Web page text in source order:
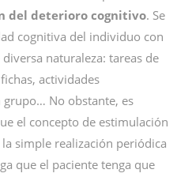
del deterioro cognitivo. Se
cognitiva del individuo con
naturaleza: tareas de
actividades
grupo… No obstante, es
el concepto de estimulación
simple realización periódica
que el paciente tenga que